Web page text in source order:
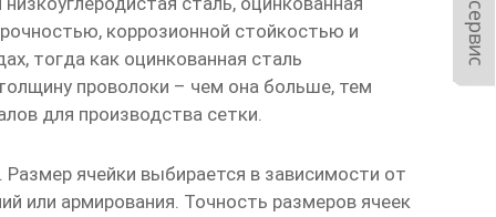
коррозионной стойкостью и
тогда как оцинкованная сталь
проволоки – чем она больше, тем
для производства сетки.
ячейки выбирается в зависимости от
или армирования. Точность размеров ячеек